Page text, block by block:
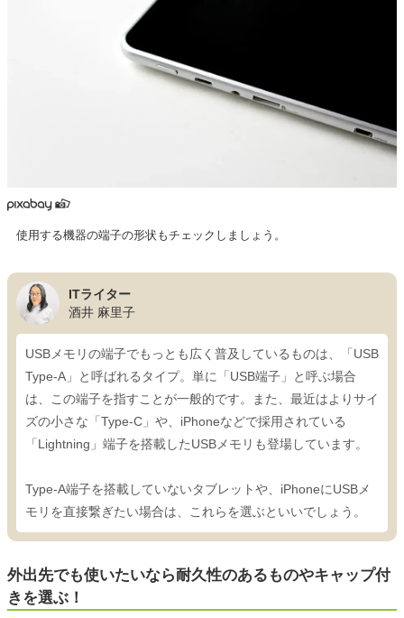
使用する機器の端子の形状もチェックしましょう。
ITライター
酒井 麻里子
USBメモリの端子でもっとも広く普及しているものは、「USB
Type-A」と呼ばれるタイプ。単に「USB端子」と呼ぶ場合
は、この端子を指すことが一般的です。また、最近はよりサイ
ズの小さな「Type-C」や、iPhoneなどで採用されている
「Lightning」端子を搭載したUSBメモリも登場しています。
Type-A端子を搭載していないタブレットや、iPhoneにUSBメ
モリを直接繋ぎたい場合は、これらを選ぶといいでしょう。
外出先でも使いたいなら耐久性のあるものやキャップ付
きを選ぶ！